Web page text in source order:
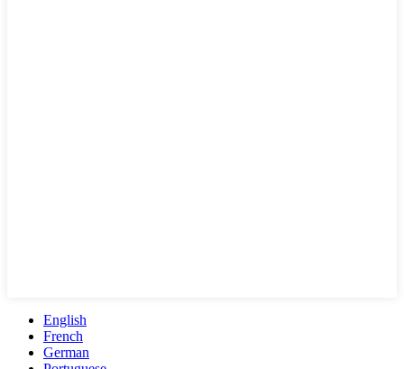
English
French
German